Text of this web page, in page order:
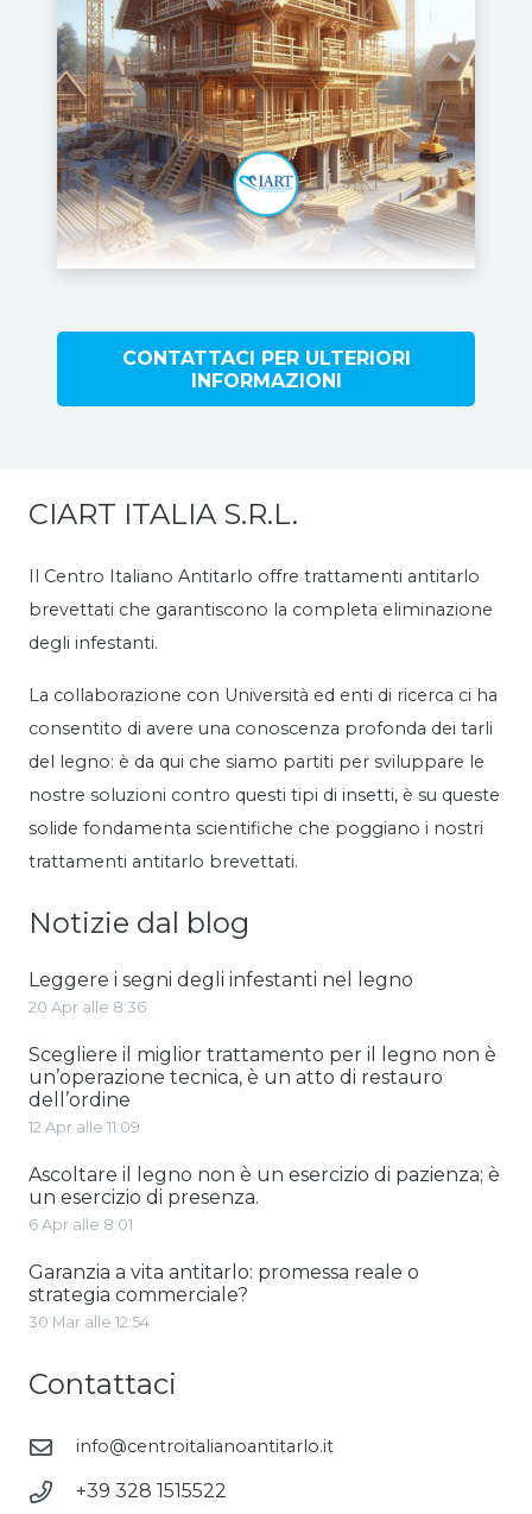
CONTATTACI PER ULTERIORI
INFORMAZIONI
CIART ITALIA S.R.L.
Il Centro Italiano Antitarlo offre trattamenti antitarlo
brevettati che garantiscono la completa eliminazione
degli infestanti.
La collaborazione con Università ed enti di ricerca ci ha
consentito di avere una conoscenza profonda dei tarli
del legno: è da qui che siamo partiti per sviluppare le
nostre soluzioni contro questi tipi di insetti, è su queste
solide fondamenta scientifiche che poggiano i nostri
trattamenti antitarlo brevettati.
Notizie dal blog
Leggere i segni degli infestanti nel legno
20 Apr alle 8:36
Scegliere il miglior trattamento per il legno non è
un’operazione tecnica, è un atto di restauro
dell’ordine
12 Apr alle 11:09
Ascoltare il legno non è un esercizio di pazienza; è
un esercizio di presenza.
6 Apr alle 8:01
Garanzia a vita antitarlo: promessa reale o
strategia commerciale?
30 Mar alle 12:54
Contattaci
info@centroitalianoantitarlo.it
+39 328 1515522